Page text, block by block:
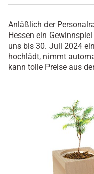
Anläßlich der
Hessen ein
uns bis 30. Juli 2024
hochlädt, nimmt
kann tolle Preise aus